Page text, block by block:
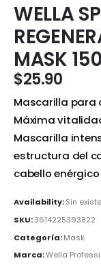
WELLA
MASK
$25.90
Mascarilla para
Máxima
Mascarilla
estructura del
cabello
Availability:Sin
SKU:3614225393822
Categoría:Mask
Marca:Wella